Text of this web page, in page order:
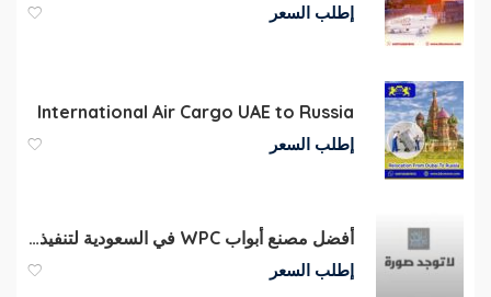
إطلب السعر
International Air Cargo UAE to Russia
إطلب السعر
أفضل مصنع أبواب WPC في السعودية لتنفيذ مشاريع الفلل والفنادق
إطلب السعر